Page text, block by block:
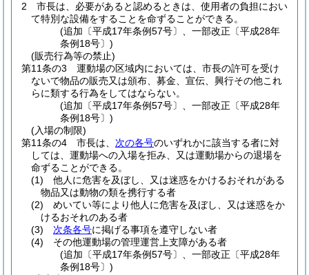
2
市長は、必要があると認めるときは、使用者の負担におい
て特別な設備をすることを命ずることができる。
(追加〔平成17年条例57号〕、一部改正〔平成28年
条例18号〕)
(販売行為等の禁止)
第11条の3
運動場の区域内においては、市長の許可を受け
ないで物品の販売又は頒布、募金、宣伝、興行その他これ
らに類する行為をしてはならない。
(追加〔平成17年条例57号〕、一部改正〔平成28年
条例18号〕)
(入場の制限)
第11条の4
市長は、 次の各号のいずれかに該当する者に対
しては、運動場への入場を拒み、又は運動場からの退場を
命ずることができる。
(1)
他人に危害を及ぼし、又は迷惑をかけるおそれがある
物品又は動物の類を携行する者
(2)
めいてい等により他人に危害を及ぼし、又は迷惑をか
けるおそれのある者
(3)
次条各号に掲げる事項を遵守しない者
(4)
その他運動場の管理運営上支障がある者
(追加〔平成17年条例57号〕、一部改正〔平成28年
条例18号〕)